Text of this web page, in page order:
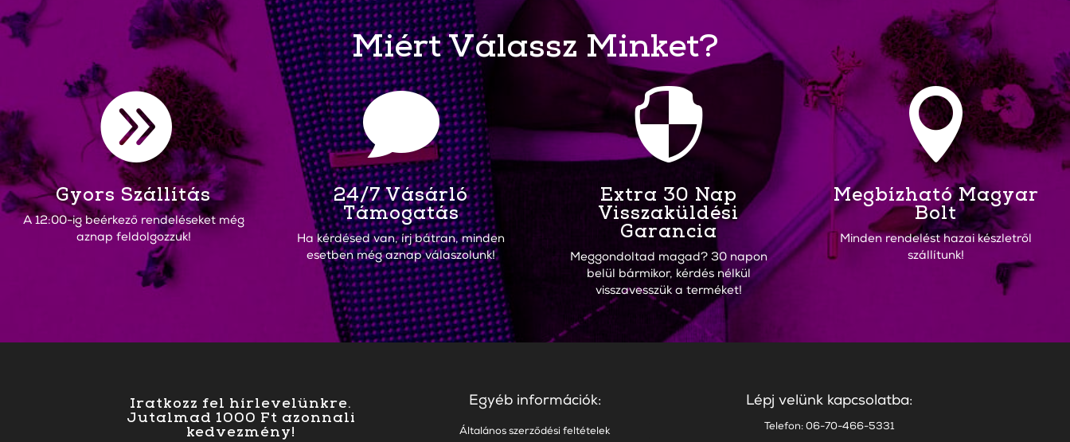
Miért Válassz Minket?

Gyors Szállítás
A 12:00-ig beérkező rendeléseket még
aznap feldolgozzuk!

24/7 Vásárló
Támogatás
Ha kérdésed van, írj bátran, minden
esetben még aznap válaszolunk!

Extra 30 Nap
Visszaküldési
Garancia
Meggondoltad magad? 30 napon
belül bármikor, kérdés nélkül
visszavesszük a terméket!

Megbízható Magyar
Bolt
Minden rendelést hazai készletről
szállítunk!
Iratkozz fel hírlevelünkre.
Jutalmad 1000 Ft azonnali
kedvezmény!
Egyéb információk:
Általános szerződési feltételek
Lépj velünk kapcsolatba:
Telefon: 06-70-466-5331